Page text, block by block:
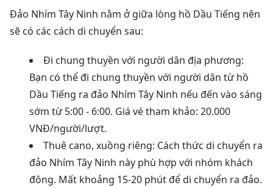
Đảo Nhím Tây Ninh nằm ở giữa lòng hồ Dầu Tiếng nên
sẽ có các cách di chuyển sau:
Đi chung thuyền với người dân địa phương:
Bạn có thể đi chung thuyền với người dân từ hồ
Dầu Tiếng ra đảo Nhím Tây Ninh nếu đến vào sáng
sớm từ 5:00 - 6:00. Giá vé tham khảo: 20.000
VNĐ/người/lượt.
Thuê cano, xuồng riêng: Cách thức di chuyển ra
đảo Nhím Tây Ninh này phù hợp với nhóm khách
đông. Mất khoảng 15-20 phút để di chuyển ra đảo.